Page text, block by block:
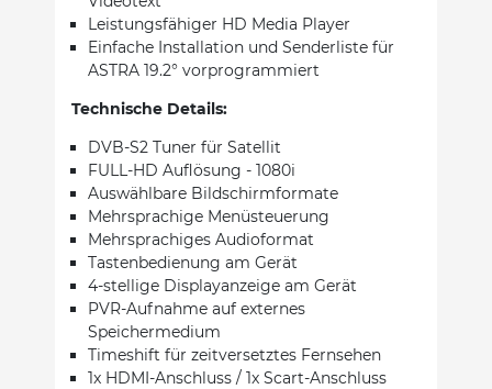
Leistungsfähiger HD Media Player
Einfache Installation und Senderliste für
ASTRA 19.2° vorprogrammiert
Technische Details:
DVB-S2 Tuner für Satellit
FULL-HD Auflösung - 1080i
Auswählbare Bildschirmformate
Mehrsprachige Menüsteuerung
Mehrsprachiges Audioformat
Tastenbedienung am Gerät
4-stellige Displayanzeige am Gerät
PVR-Aufnahme auf externes
Speichermedium
Timeshift für zeitversetztes Fernsehen
1x HDMI-Anschluss / 1x Scart-Anschluss